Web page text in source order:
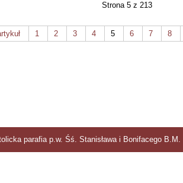
Strona 5 z 213
1 2 3 4 5 6 7 8
parafia p.w. Śś. Stanisława i Bonifacego B.M.